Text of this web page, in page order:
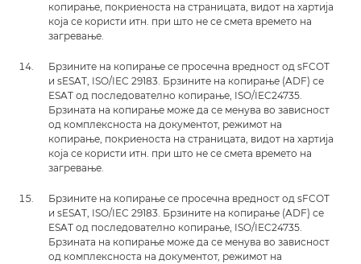
копирање, покриеноста на страницата, видот на хартија
која се користи итн. при што не се смета времето на
загревање.
Брзините на копирање се просечна вредност од sFCOT
и sESAT, ISO/IEC 29183. Брзините на копирање (ADF) се
ESAT од последователно копирање, ISO/IEC24735.
Брзината на копирање може да се менува во зависност
од комплексноста на документот, режимот на
копирање, покриеноста на страницата, видот на хартија
која се користи итн. при што не се смета времето на
загревање.
Брзините на копирање се просечна вредност од sFCOT
и sESAT, ISO/IEC 29183. Брзините на копирање (ADF) се
ESAT од последователно копирање, ISO/IEC24735.
Брзината на копирање може да се менува во зависност
од комплексноста на документот, режимот на